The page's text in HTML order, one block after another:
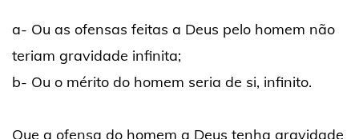
a- Ou as ofensas feitas a Deus pelo homem não
teriam gravidade infinita;
b- Ou o mérito do homem seria de si, infinito.
Que a ofensa do homem a Deus tenha gravidade